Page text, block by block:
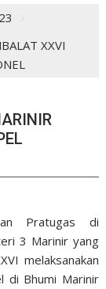
23
XXVI
Pratugas di
3 Marinir yang
melaksanakan
di Bhumi Marinir